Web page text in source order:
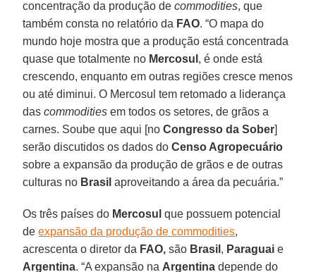
concentração da produção decommodities, que
também consta no relatório da FAO. “O mapa do
mundo hoje mostra que a produção está concentrada
quase que totalmente no Mercosul , é onde está
crescendo, enquanto em outras regiões cresce menos
ou até diminui. O Mercosul tem retomado a liderança
dascommodities em todos os setores, de grãos a
carnes. Soube que aqui [noCongresso da Sober]
serão discutidos os dados doCenso Agropecuário
sobre a expansão da produção de grãos e de outras
culturas no Brasil aproveitando a área da pecuária.”
Os três países do Mercosul que possuem potencial
deexpansão da produção de commodities,
acrescenta o diretor da FAO, são Brasil , Paraguai e
Argentina. “A expansão na Argentina depende do